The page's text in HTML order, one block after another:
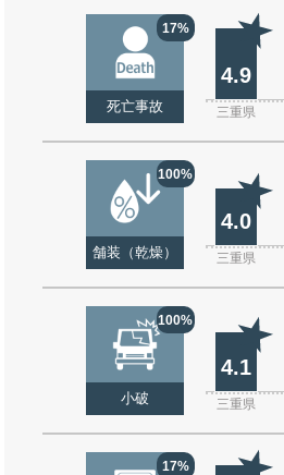
17%
死亡事故
4.9
三重県
100%
舗装（乾燥）
4.0
三重県
100%
小破
4.1
三重県
17%